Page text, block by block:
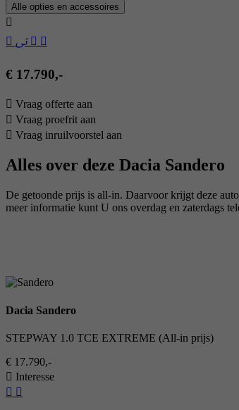
Alle opties en accessoires
€ 17.790,-
Vraag offerte aan
Vraag proefrit aan
Vraag inruilvoorstel aan
Alles over deze Dacia Sandero
De getoonde prijs is all-in. Daarvoor krijgt deze
meer informatie kunt U ons overdag en zaterdags
Dacia Sandero
STEPWAY 1.0 TCE EXTREME (All-in prijs)
€ 17.790,-
Interesse